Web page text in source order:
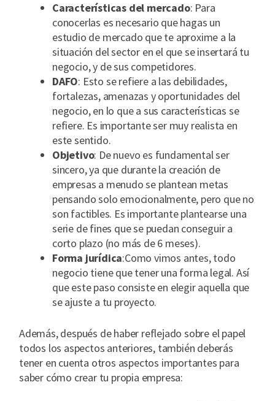
Características del mercado: Para
conocerlas es necesario que hagas un
estudio de mercado que te aproxime a la
situación del sector en el que se insertará tu
negocio, y de sus competidores.
DAFO: Esto se refiere a las debilidades,
fortalezas, amenazas y oportunidades del
negocio, en lo que a sus características se
refiere. Es importante ser muy realista en
este sentido.
Objetivo: De nuevo es fundamental ser
sincero, ya que durante la creación de
empresas a menudo se plantean metas
pensando solo emocionalmente, pero que no
son factibles. Es importante plantearse una
serie de fines que se puedan conseguir a
corto plazo (no más de 6 meses).
Forma jurídica:Como vimos antes, todo
negocio tiene que tener una forma legal. Así
que este paso consiste en elegir aquella que
se ajuste a tu proyecto.
Además, después de haber reflejado sobre el papel
todos los aspectos anteriores, también deberás
tener en cuenta otros aspectos importantes para
saber cómo crear tu propia empresa: